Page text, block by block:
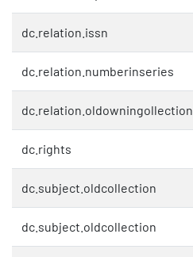
dc.relation.issn
dc.relation.numberinseries
dc.relation.oldowningollection
dc.rights
dc.subject.oldcollection
dc.subject.oldcollection